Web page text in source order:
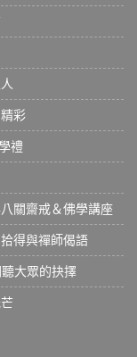
彩
禮
關齋戒＆佛學講座
得與禪師偈語
大眾的抉擇